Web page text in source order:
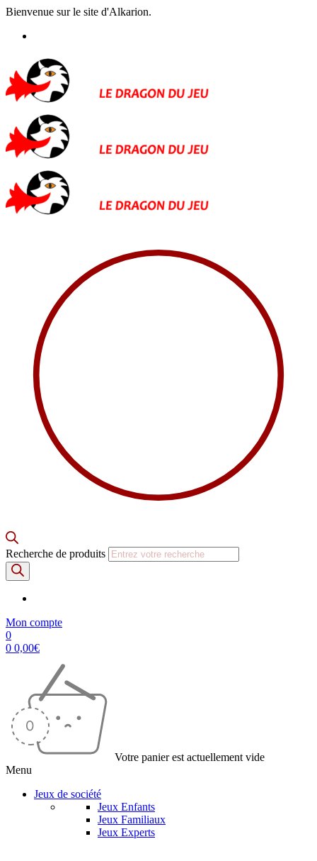
Bienvenue sur le site d'Alkarion.
Recherche de produits
Mon compte
0
0 0,00€
Votre panier est actuellement vide
Menu
Jeux de société
Jeux Enfants
Jeux Familiaux
Jeux Experts